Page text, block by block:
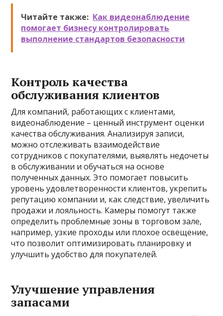
Читайте также: Как видеонаблюдение
помогает бизнесу контролировать
выполнение стандартов безопасности
Контроль качества
обслуживания клиентов
Для компаний, работающих с клиентами,
видеонаблюдение – ценный инструмент оценки
качества обслуживания. Анализируя записи,
можно отслеживать взаимодействие
сотрудников с покупателями, выявлять недочеты
в обслуживании и обучаться на основе
полученных данных. Это помогает повысить
уровень удовлетворенности клиентов, укрепить
репутацию компании и, как следствие, увеличить
продажи и лояльность. Камеры помогут также
определить проблемные зоны в торговом зале,
например, узкие проходы или плохое освещение,
что позволит оптимизировать планировку и
улучшить удобство для покупателей.
Улучшение управления
запасами